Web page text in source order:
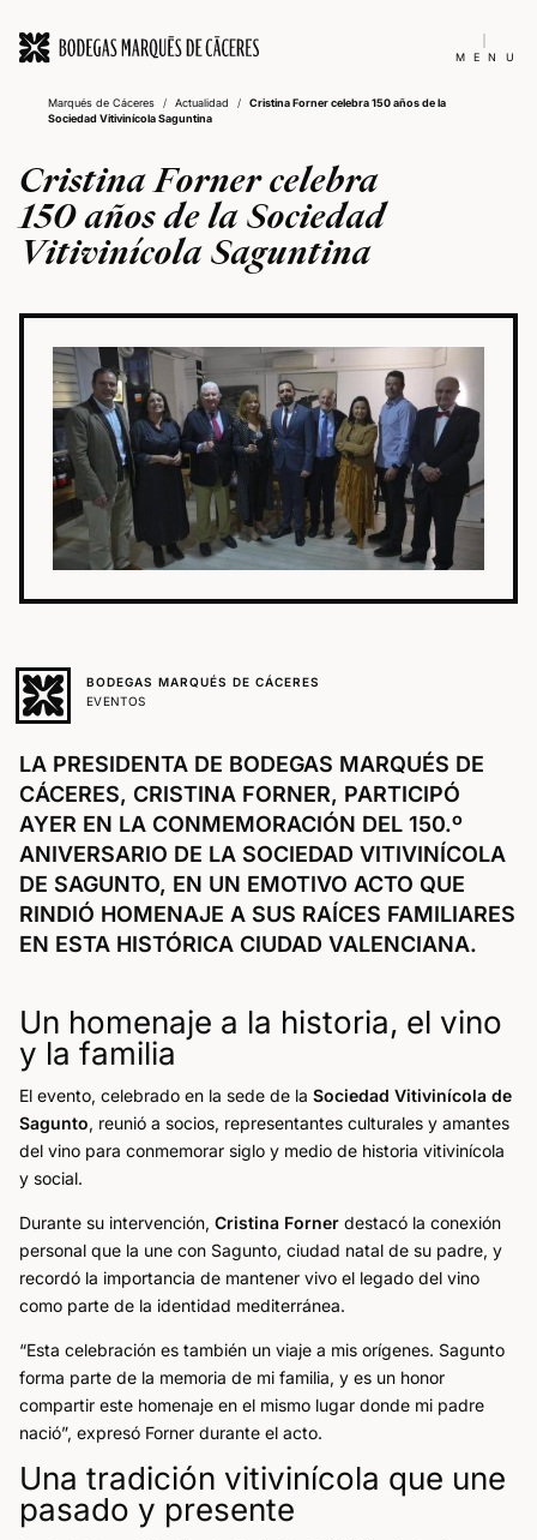
MENU
Marqués de Cáceres / Actualidad /
Cristina Forner celebra 150 años de la
Sociedad Vitivinícola Saguntina
Cristina Forner celebra
150 años de la Sociedad
Vitivinícola Saguntina
BODEGAS MARQUÉS DE CÁCERES
EVENTOS
LA PRESIDENTA DE BODEGAS MARQUÉS DE
CÁCERES, CRISTINA FORNER, PARTICIPÓ
AYER EN LA CONMEMORACIÓN DEL 150.º
ANIVERSARIO DE LA SOCIEDAD VITIVINÍCOLA
DE SAGUNTO, EN UN EMOTIVO ACTO QUE
RINDIÓ HOMENAJE A SUS RAÍCES FAMILIARES
EN ESTA HISTÓRICA CIUDAD VALENCIANA.
Un homenaje a la historia, el vino
y la familia
El evento, celebrado en la sede de la Sociedad Vitivinícola de
Sagunto, reunió a socios, representantes culturales y amantes
del vino para conmemorar siglo y medio de historia vitivinícola
y social.
Durante su intervención, Cristina Forner destacó la conexión
personal que la une con Sagunto, ciudad natal de su padre, y
recordó la importancia de mantener vivo el legado del vino
como parte de la identidad mediterránea.
“Esta celebración es también un viaje a mis orígenes. Sagunto
forma parte de la memoria de mi familia, y es un honor
compartir este homenaje en el mismo lugar donde mi padre
nació”, expresó Forner durante el acto.
Una tradición vitivinícola que une
pasado y presente